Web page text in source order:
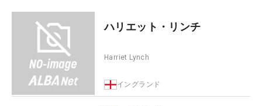
ハリエット・リンチ
Harriet Lynch
イングランド